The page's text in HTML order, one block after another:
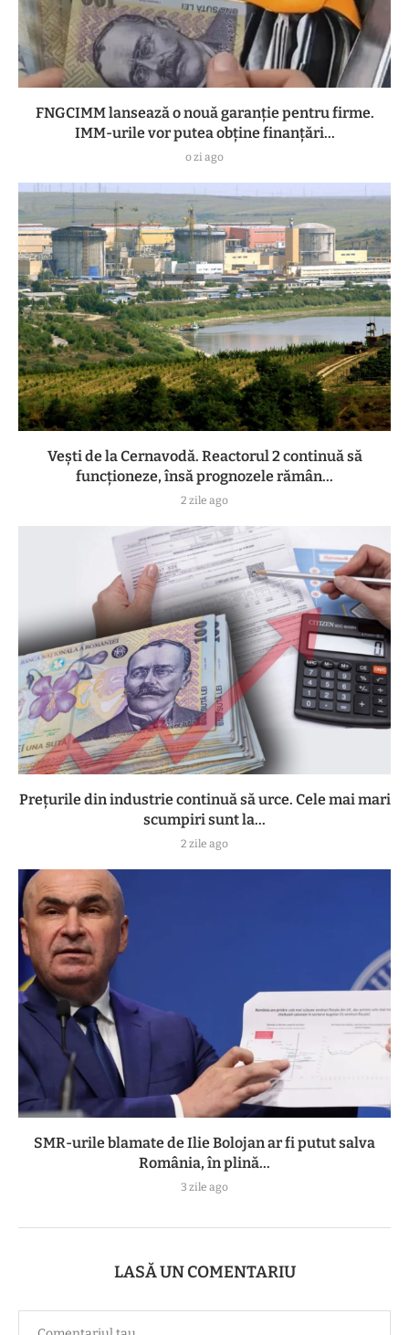
FNGCIMM lansează o nouă garanție pentru firme.
IMM-urile vor putea obține finanțări...
o zi ago
Vești de la Cernavodă. Reactorul 2 continuă să
funcționeze, însă prognozele rămân...
2 zile ago
Prețurile din industrie continuă să urce. Cele mai mari
scumpiri sunt la...
2 zile ago
SMR-urile blamate de Ilie Bolojan ar fi putut salva
România, în plină...
3 zile ago
LASĂ UN COMENTARIU